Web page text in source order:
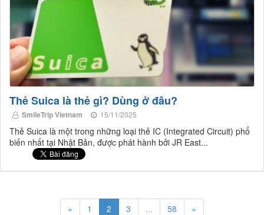
Thẻ Suica là thẻ gì? Dùng ở đâu?
SmileTrip Vietnam 15/11/2025
Thẻ Suica là một trong những loại thẻ IC (Integrated Circuit) phổ
biến nhất tại Nhật Bản, được phát hành bởi JR East...
« 1 2 3 ... 58 »